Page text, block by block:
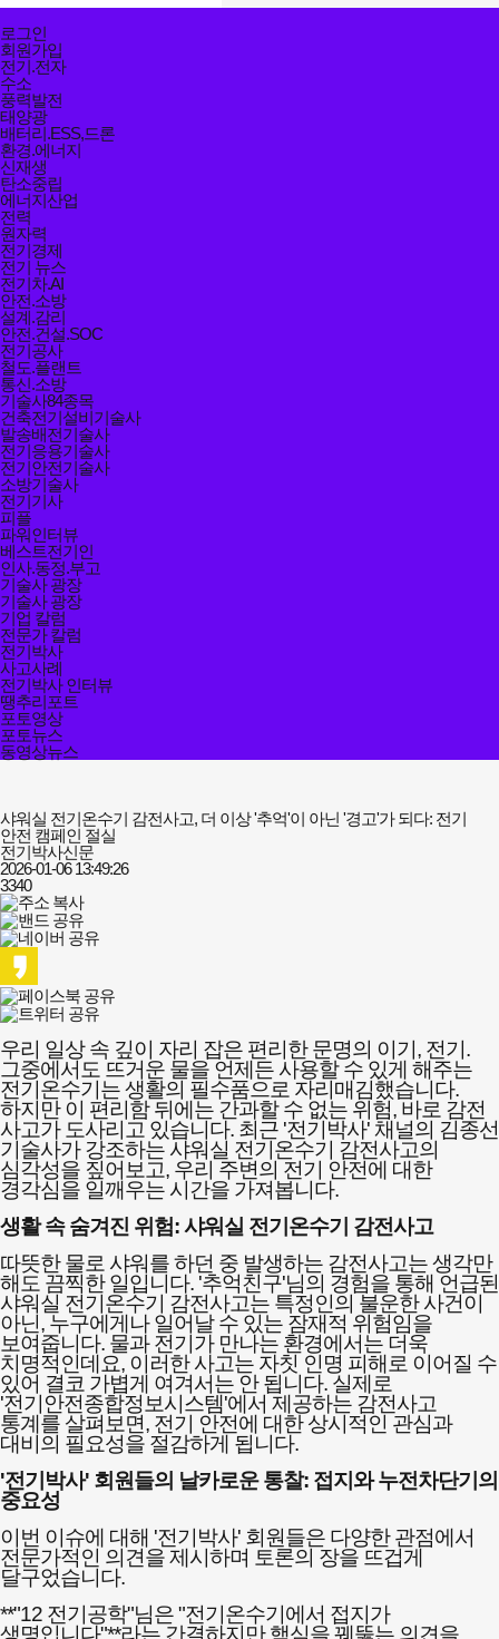
열기/
닫기
검색
전체메뉴
닫기
로그인
회원가입
전기.전자
수소
풍력발전
태양광
배터리.ESS,드론
환경.에너지
신재생
탄소중립
에너지산업
전력
원자력
전기경제
전기 뉴스
전기차.AI
안전.소방
설계.감리
안전.건설.SOC
전기공사
철도.플랜트
통신.소방
기술사84종목
건축전기설비기술사
발송배전기술사
전기응용기술사
전기안전기술사
소방기술사
전기기사
피플
파워인터뷰
베스트전기인
인사.동정.부고
기술사 광장
기술사 광장
기업 칼럼
전문가 칼럼
전기박사
사고사례
전기박사 인터뷰
땡추리포트
포토영상
포토뉴스
동영상뉴스
샤워실 전기온수기 감전사고, 더 이상 '추억'이 아닌 '경고'가 되다: 전기
안전 캠페인 절실
전기박사신문
2026-01-06 13:49:26
3340
우리 일상 속 깊이 자리 잡은 편리한 문명의 이기, 전기.
그중에서도 뜨거운 물을 언제든 사용할 수 있게 해주는
전기온수기는 생활의 필수품으로 자리매김했습니다.
하지만 이 편리함 뒤에는 간과할 수 없는 위험, 바로 감전
사고가 도사리고 있습니다. 최근 '전기박사' 채널의 김종선
기술사가 강조하는 샤워실 전기온수기 감전사고의
심각성을 짚어보고, 우리 주변의 전기 안전에 대한
경각심을 일깨우는 시간을 가져봅니다.
생활 속 숨겨진 위험: 샤워실 전기온수기 감전사고
따뜻한 물로 샤워를 하던 중 발생하는 감전사고는 생각만
해도 끔찍한 일입니다. '추억친구'님의 경험을 통해 언급된
샤워실 전기온수기 감전사고는 특정인의 불운한 사건이
아닌, 누구에게나 일어날 수 있는 잠재적 위험임을
보여줍니다. 물과 전기가 만나는 환경에서는 더욱
치명적인데요, 이러한 사고는 자칫 인명 피해로 이어질 수
있어 결코 가볍게 여겨서는 안 됩니다. 실제로
'전기안전종합정보시스템'에서 제공하는 감전사고
통계를 살펴보면, 전기 안전에 대한 상시적인 관심과
대비의 필요성을 절감하게 됩니다.
'전기박사' 회원들의 날카로운 통찰: 접지와 누전차단기의
중요성
이번 이슈에 대해 '전기박사' 회원들은 다양한 관점에서
전문가적인 의견을 제시하며 토론의 장을 뜨겁게
달구었습니다.
**"12 전기공학"님은 "전기온수기에서 접지가
생명입니다"**라는 간결하지만 핵심을 꿰뚫는 의견을